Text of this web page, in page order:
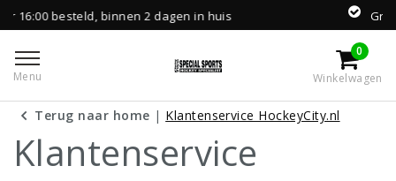
2 dagen in huis Gratis levering vanaf
Menu
0
Winkelwagen
Terug naar home | Klantenservice HockeyCity.nl
Klantenservice